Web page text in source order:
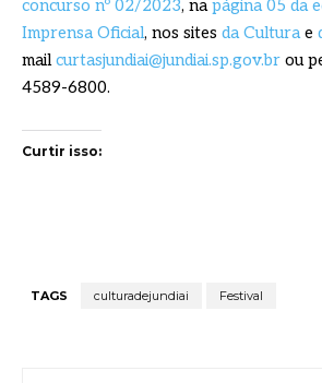
concurso nº 02/2023, napágina 05 da
Imprensa Oficial, nos sites da Culturae
mailcurtasjundiai@jundiai.sp.gov.br ou
4589-6800.
Curtir isso:
TAGS culturadejundiai Festival